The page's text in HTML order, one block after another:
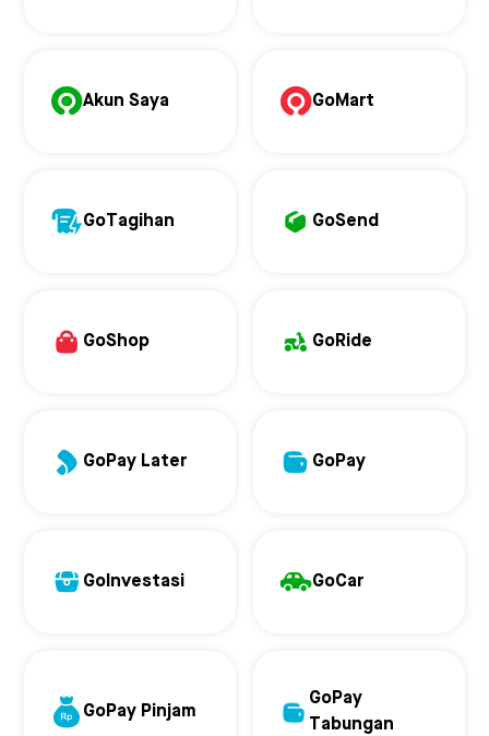
Akun Saya GoMart
GoTagihan GoSend
GoShop GoRide
GoPay Later GoPay
GoInvestasi GoCar
GoPay Pinjam
GoPay
Tabungan